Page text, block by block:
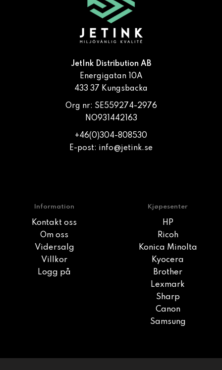
JetInk Distribution AB
Energigatan 10A
433 37 Kungsbacka
Org nr: SE559274-2976
NO931442163
+46(0)304-808530
E-post: info@jetink.se
Information
Kontakt oss
Om oss
Vidersalg
Villkor
Logg på
Kjøpesenter
HP
Ricoh
Konica Minolta
Kyocera
Brother
Lexmark
Sharp
Canon
Samsung